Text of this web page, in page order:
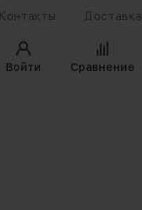
Контакты Доставка
Войти
Сравнение